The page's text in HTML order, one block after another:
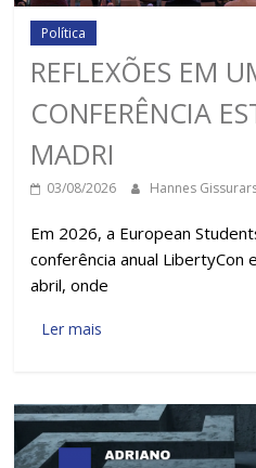
Política
REFLEXÕES EM
CONFERÊNCIA
MADRI
03/08/2026 Hannes
Em 2026, a European
conferência anual LibertyCon
abril, onde
Ler mais